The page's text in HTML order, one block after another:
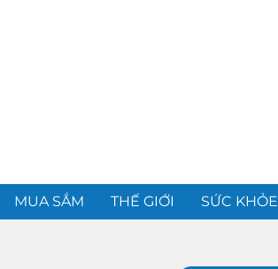
MUA SẮM THẾ GIỚI SỨC KHỎE